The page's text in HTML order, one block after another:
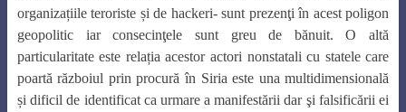
organizațiile teroriste și de hackeri- sunt prezenţi în acest poligon
geopolitic iar consecinţele sunt greu de bănuit. O altă
particularitate este relația acestor actori nonstatali cu statele care
poartă războiul prin procură în Siria este una multidimensională
și dificil de identificat ca urmare a manifestării dar şi falsificării ei